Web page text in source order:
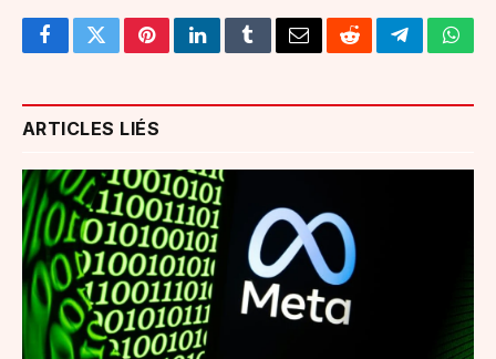
FacebookTwitterPinterestLinkedInTumblrEmailRedditTelegram
ARTICLES LIÉS